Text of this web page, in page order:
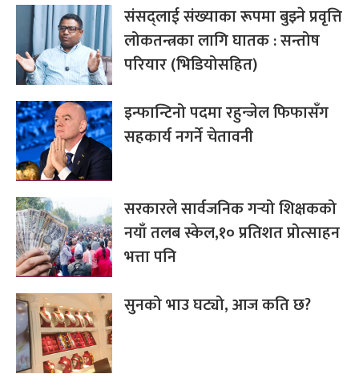
संसद्लाई संख्याका रूपमा बुझ्ने प्रवृत्ति
लोकतन्त्रका लागि घातक : सन्तोष
परियार (भिडियोसहित)
इन्फान्टिनो पदमा रहुन्जेल फिफासँग
सहकार्य नगर्ने चेतावनी
सरकारले सार्वजनिक गर्‍यो शिक्षकको
नयाँ तलब स्केल,१० प्रतिशत प्रोत्साहन
भत्ता पनि
सुनको भाउ घट्यो, आज कति छ?